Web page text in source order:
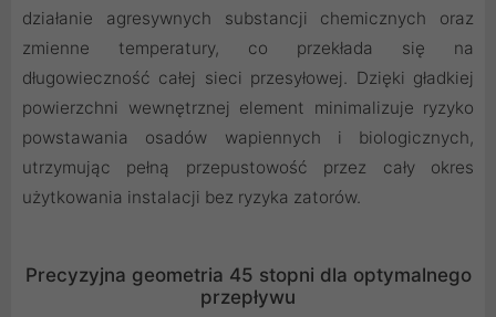
działanie agresywnych substancji chemicznych oraz
zmienne temperatury, co przekłada się na
długowieczność całej sieci przesyłowej. Dzięki gładkiej
powierzchni wewnętrznej element minimalizuje ryzyko
powstawania osadów wapiennych i biologicznych,
utrzymując pełną przepustowość przez cały okres
użytkowania instalacji bez ryzyka zatorów.
Precyzyjna geometria 45 stopni dla optymalnego
przepływu